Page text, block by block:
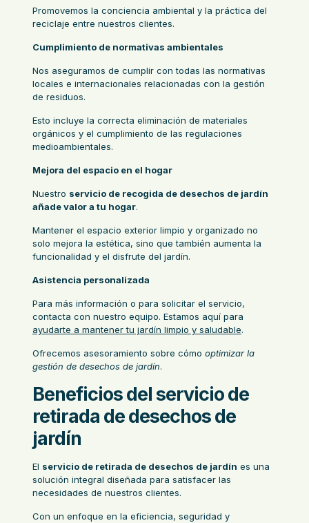
Promovemos la conciencia ambiental y la práctica del
reciclaje entre nuestros clientes.
Cumplimiento de normativas ambientales
Nos aseguramos de cumplir con todas las normativas
locales e internacionales relacionadas con la gestión
de residuos.
Esto incluye la correcta eliminación de materiales
orgánicos y el cumplimiento de las regulaciones
medioambientales.
Mejora del espacio en el hogar
Nuestro servicio de recogida de desechos de jardín
añade valor a tu hogar.
Mantener el espacio exterior limpio y organizado no
solo mejora la estética, sino que también aumenta la
funcionalidad y el disfrute del jardín.
Asistencia personalizada
Para más información o para solicitar el servicio,
contacta con nuestro equipo. Estamos aquí para
ayudarte a mantener tu jardín limpio y saludable.
Ofrecemos asesoramiento sobre cómo optimizar la
gestión de desechos de jardín.
Beneficios del servicio de
retirada de desechos de
jardín
El servicio de retirada de desechos de jardín es una
solución integral diseñada para satisfacer las
necesidades de nuestros clientes.
Con un enfoque en la eficiencia, seguridad y